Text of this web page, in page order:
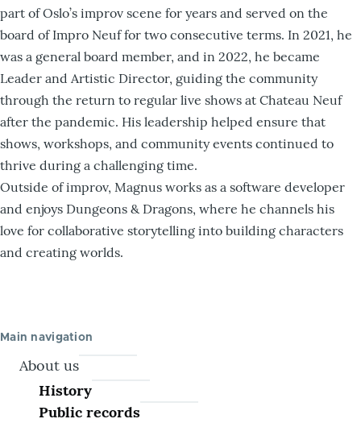
part of Oslo’s improv scene for years and served on the
board of Impro Neuf for two consecutive terms. In 2021, he
was a general board member, and in 2022, he became
Leader and Artistic Director, guiding the community
through the return to regular live shows at Chateau Neuf
after the pandemic. His leadership helped ensure that
shows, workshops, and community events continued to
thrive during a challenging time.
Outside of improv, Magnus works as a software developer
and enjoys Dungeons & Dragons, where he channels his
love for collaborative storytelling into building characters
and creating worlds.
Main navigation
About us
History
Public records